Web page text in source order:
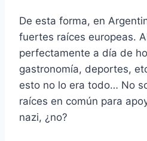
De esta forma, en
fuertes raíces europeas.
perfectamente a día de
gastronomía, deportes,
esto no lo era todo… No
raíces en común para
nazi, ¿no?